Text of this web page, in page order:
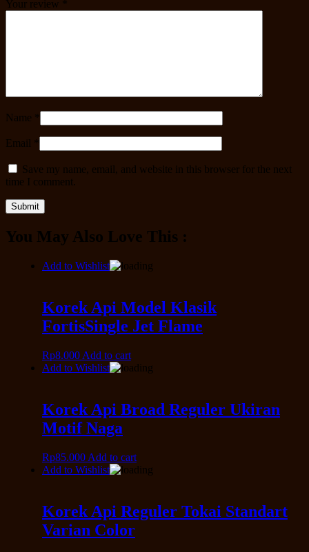
Your review
Name
Email
Save my name, email, and website in this browser for the next
time I comment.
You May Also Love This :
Add to Wishlist
Korek Api Model Klasik
FortisSingle Jet Flame
Rp8.000 Add to cart
Add to Wishlist
Korek Api Broad Reguler Ukiran
Motif Naga
Rp85.000 Add to cart
Add to Wishlist
Korek Api Reguler Tokai Standart
Varian Color